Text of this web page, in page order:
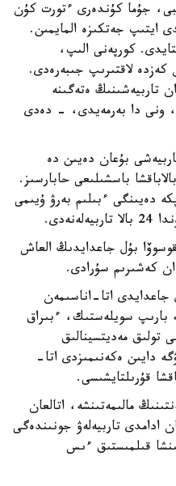
جۇما كۇندەرى ءتورت كۇن
ايتىپ جەتكىزە المايمىن.
كورپەنى الىپ،
لاقتىرىپ جىبەرەدى.
تاربيەشىنىڭ ەتەگىنە
ونى دا بەرمەيدى، - دەدى
بۇعان دەيىن دە
باسشىلىعى حابارسىز.
دەيىنگى ءبىلىم بەرۋ ۇيىمى
بۇل جاعدايدىڭ العاش
كەشىرىم سۇرادى.
اتا-اناسىمەن
بارىپ سويلەستىك، ءبىراق
تولىق مەديتسينالىق
دايىن ەكەنىمىزدى اتا-
قۇرىلتايشىسى.
مالىمەتىنشە، اتالعان
ادامدى تاربيەلەۋ جونىندەگى
قىلمىستىق ءىس